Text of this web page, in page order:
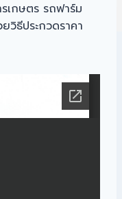
เกษตร รถฟาร์ม
วิธีประกวดราคา